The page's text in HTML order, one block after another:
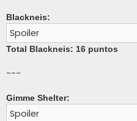
Blackneis:
Spoiler
Total Blackneis: 16 puntos
---
Gimme Shelter:
Spoiler